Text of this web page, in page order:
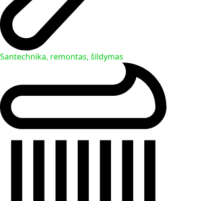
Santechnika, remontas, šildymas